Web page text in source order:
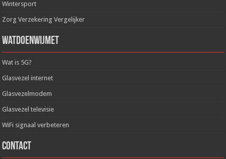
Wintersport
Zorg Verzekering Vergelijker
WatDoenWijMet
Wat is 5G?
Glasvezel internet
Glasvezelmodem
Glasvezel televisie
WiFi signaal verbeteren
Contact